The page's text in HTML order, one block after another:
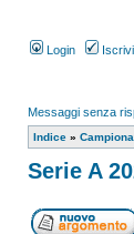
Login
Messaggi senza
Indice »
Serie A